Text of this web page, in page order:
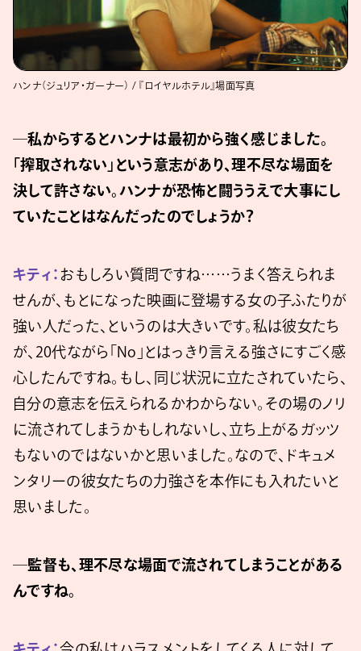
ハンナ（ジュリア・ガーナー） / 『ロイヤルホテル』場面写真
─私からするとハンナは最初から強く感じました。
「搾取されない」という意志があり、理不尽な場面を
決して許さない。ハンナが恐怖と闘ううえで大事にし
ていたことはなんだったのでしょうか？
キティ： おもしろい質問ですね……うまく答えられま
せんが、もとになった映画に登場する女の子ふたりが
強い人だった、というのは大きいです。私は彼女たち
が、20代ながら「No」とはっきり言える強さにすごく感
心したんですね。もし、同じ状況に立たされていたら、
自分の意志を伝えられるかわからない。その場のノリ
に流されてしまうかもしれないし、立ち上がるガッツ
もないのではないかと思いました。なので、ドキュメ
ンタリーの彼女たちの力強さを本作にも入れたいと
思いました。
─監督も、理不尽な場面で流されてしまうことがある
んですね。